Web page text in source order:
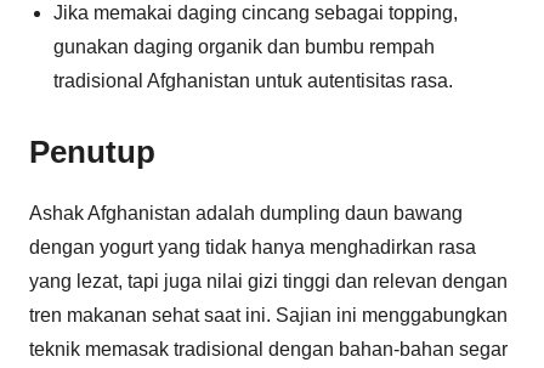
Jika memakai daging cincang sebagai topping,
gunakan daging organik dan bumbu rempah
tradisional Afghanistan untuk autentisitas rasa.
Penutup
Ashak Afghanistan adalah dumpling daun bawang
dengan yogurt yang tidak hanya menghadirkan rasa
yang lezat, tapi juga nilai gizi tinggi dan relevan dengan
tren makanan sehat saat ini. Sajian ini menggabungkan
teknik memasak tradisional dengan bahan-bahan segar